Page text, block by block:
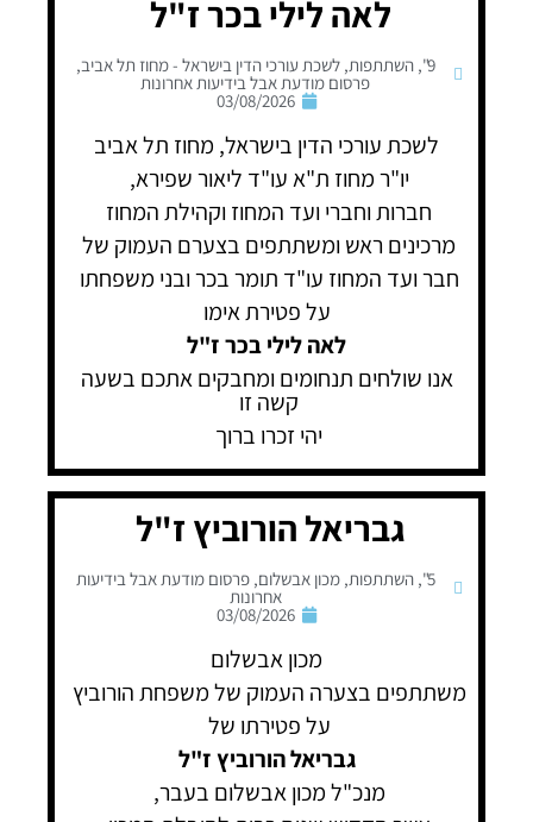
לאה לילי בכר ז"ל
9"
,השתתפות,לשכת עורכי הדין בישראל - מחוז תל אביב,
פרסום מודעת אבל בידיעות אחרונות
03/08/2026
לשכת עורכי הדין בישראל, מחוז תל אביב
יו"ר מחוז ת"א עו"ד ליאור שפירא,
חברות וחברי ועד המחוז וקהילת המחוז
מרכינים ראש ומשתתפים בצערם העמוק של
חבר ועד המחוז עו"ד תומר בכר ובני משפחתו
על פטירת אימו
לאה לילי בכר ז"ל
אנו שולחים תנחומים ומחבקים אתכם בשעה
קשה זו
יהי זכרו ברוך
גבריאל הורוביץ ז"ל
5"
,השתתפות,מכון אבשלום,פרסום מודעת אבל בידיעות
אחרונות
03/08/2026
מכון אבשלום
משתתפים בצערה העמוק של משפחת הורוביץ
על פטירתו של
גבריאל הורוביץ ז"ל
מנכ"ל מכון אבשלום בעבר,